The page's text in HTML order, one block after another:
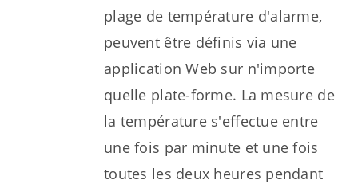
plage de température d'alarme,
peuvent être définis via une
application Web sur n'importe
quelle plate-forme. La mesure de
la température s'effectue entre
une fois par minute et une fois
toutes les deux heures pendant